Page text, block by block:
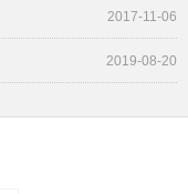
2017-11-06
2019-08-20